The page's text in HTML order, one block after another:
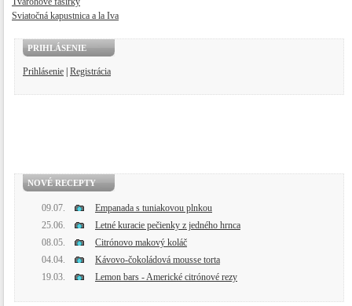
Sviatočná kapustnica a la Iva
PRIHLÁSENIE
Prihlásenie Registrácia
NOVÉ RECEPTY
09.07.
Empanada s tuniakovou plnkou
25.06.
Letné kuracie pečienky z jedného hrnca
08.05.
Citrónovo makový koláč
04.04.
Kávovo-čokoládová mousse torta
19.03.
Lemon bars - Americké citrónové rezy